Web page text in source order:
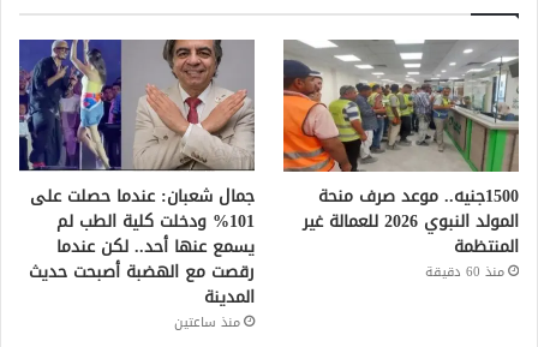
1500جنيه.. موعد صرف منحة
المولد النبوي 2026 للعمالة غير
المنتظمة
منذ 60 دقيقة
جمال شعبان: عندما حصلت على
101% ودخلت كلية الطب لم
يسمع عنها أحد.. لكن عندما
رقصت مع الهضبة أصبحت حديث
المدينة
منذ ساعتين